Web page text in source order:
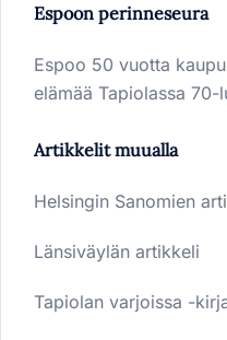
Espoon perinneseura
Espoo 50 vuotta
elämää Tapiolassa 70-
Artikkelit muualla
Helsingin Sanomien
Länsiväylän artikkeli
Tapiolan varjoissa -